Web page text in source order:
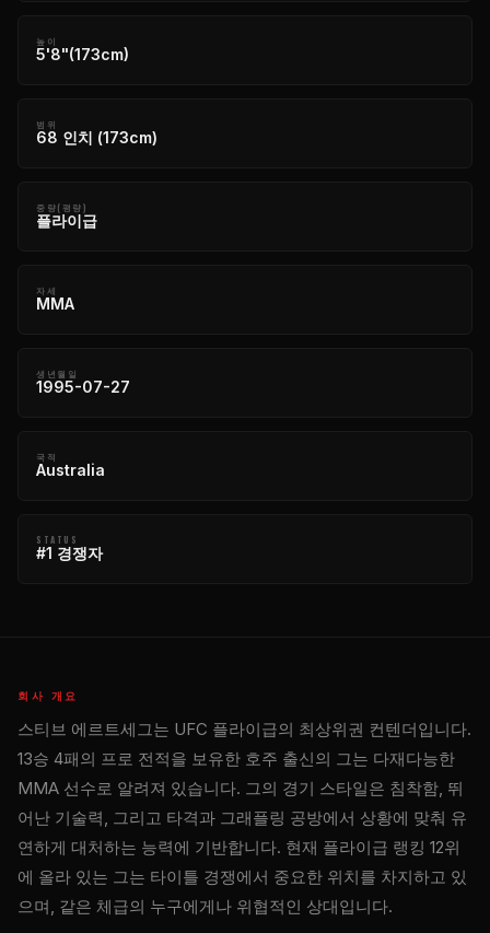
높이
5'8"(173cm)
범위
68 인치 (173cm)
중량(평량)
플라이급
자세
MMA
생년월일
1995-07-27
국적
Australia
STATUS
#1 경쟁자
회사 개요
스티브 에르트세그는 UFC 플라이급의 최상위권 컨텐더입니다.
13승 4패의 프로 전적을 보유한 호주 출신의 그는 다재다능한
MMA 선수로 알려져 있습니다. 그의 경기 스타일은 침착함, 뛰
어난 기술력, 그리고 타격과 그래플링 공방에서 상황에 맞춰 유
연하게 대처하는 능력에 기반합니다. 현재 플라이급 랭킹 12위
에 올라 있는 그는 타이틀 경쟁에서 중요한 위치를 차지하고 있
으며, 같은 체급의 누구에게나 위협적인 상대입니다.